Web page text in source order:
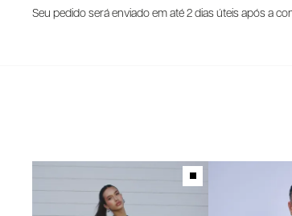
Seu pedido será enviado em até 2 dias úteis após a